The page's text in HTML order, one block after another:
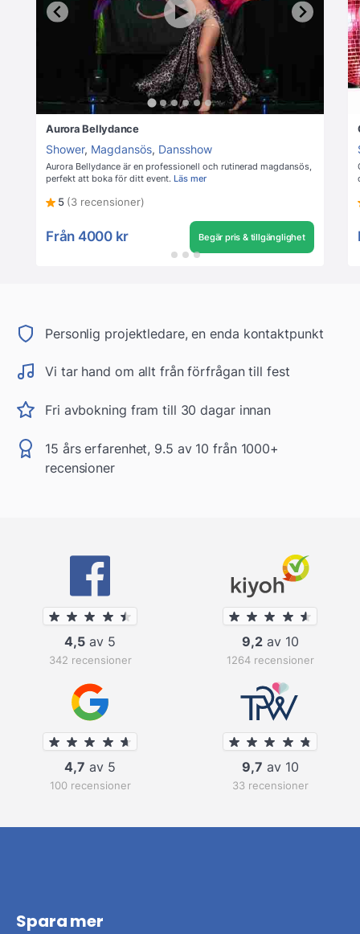
Aurora Bellydance
Shower, Magdansös, Dansshow
Aurora Bellydance är en professionell och rutinerad magdansös,
perfekt att boka för ditt event. Läs mer
5 (3 recensioner)
Från 4000 kr Begär pris & tillgänglighet
Personlig projektledare, en enda kontaktpunkt
Vi tar hand om allt från förfrågan till fest
Fri avbokning fram till 30 dagar innan
15 års erfarenhet, 9.5 av 10 från 1000+
recensioner
4,5 av 5
342 recensioner
9,2av 10
1264 recensioner
4,7 av 5
100 recensioner
9,7 av 10
33 recensioner
Spara mer